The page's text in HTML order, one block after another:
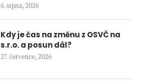
6. srpna, 2026
Kdy je čas na změnu z OSVČ na
s.r.o. a posun dál?
27. července, 2026